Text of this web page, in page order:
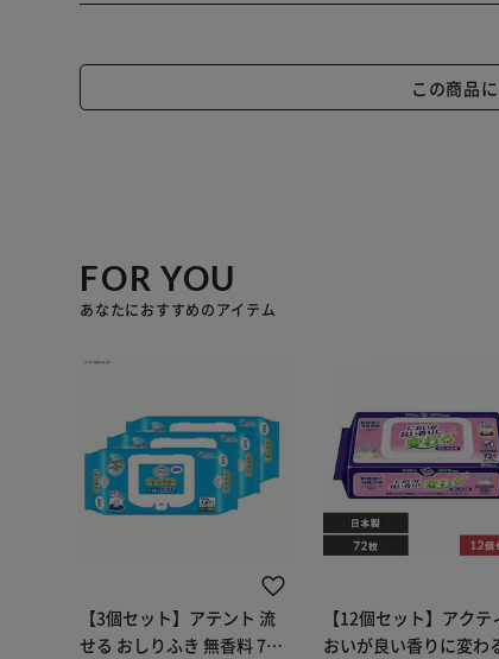
この商品
FOR YOU
あなたにおすすめのアイテム
【3個セット】アテント 流
せる おしりふき 無香料 72
【12個セット】アクテ
おいが良い香りに変わ